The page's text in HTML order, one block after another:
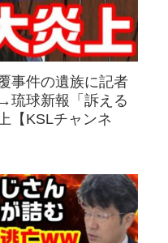
事件の遺族に記者
琉球新報「訴える
【KSLチャンネ